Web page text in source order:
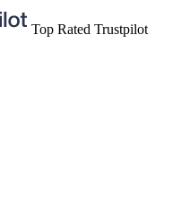
Top Rated Trustpilot